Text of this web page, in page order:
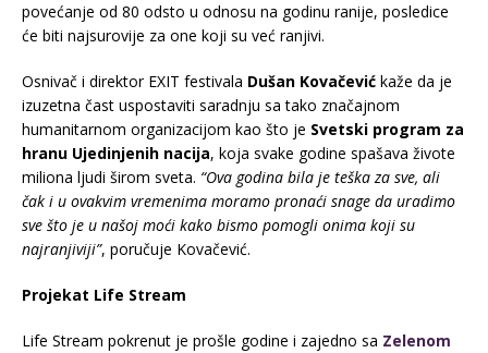
povećanje od 80 odsto u odnosu na godinu ranije, posledice
će biti najsurovije za one koji su već ranjivi.
Osnivač i direktor EXIT festivala Dušan Kovačević kaže da je
izuzetna čast uspostaviti saradnju sa tako značajnom
humanitarnom organizacijom kao što je Svetski program za
hranu Ujedinjenih nacija, koja svake godine spašava živote
miliona ljudi širom sveta. “Ova godina bila je teška za sve, ali
čak i u ovakvim vremenima moramo pronaći snage da uradimo
sve što je u našoj moći kako bismo pomogli onima koji su
najranjiviji”, poručuje Kovačević.
Projekat Life Stream
Life Stream pokrenut je prošle godine i zajedno sa Zelenom